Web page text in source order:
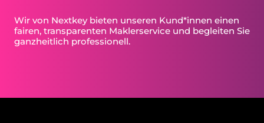
Wir von Nextkey bieten unseren Kund*innen einen
fairen, transparenten Maklerservice und begleiten Sie
ganzheitlich professionell.